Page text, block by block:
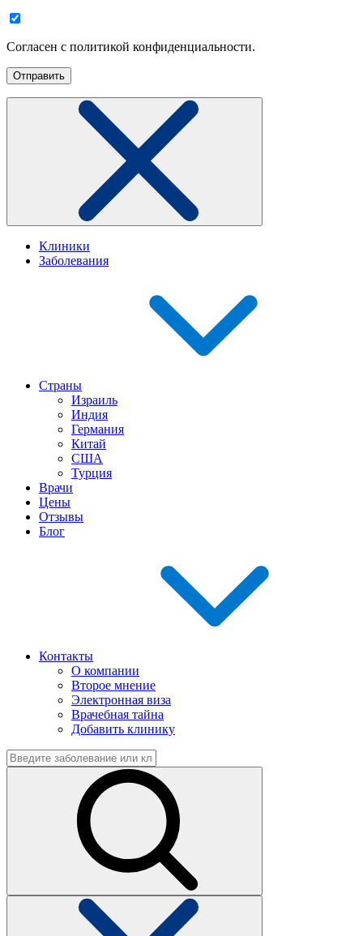
Согласен с политикой конфиденциальности.
Клиники
Заболевания
Страны
Израиль
Индия
Германия
Китай
США
Турция
Врачи
Цены
Отзывы
Блог
Контакты
О компании
Второе мнение
Электронная виза
Врачебная тайна
Добавить клинику